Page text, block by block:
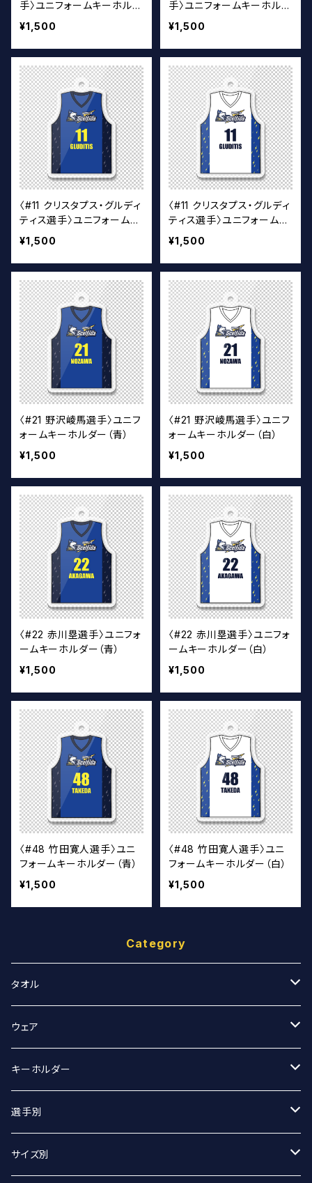
手〉ユニフォームキーホルダ
ー（青）
¥1,500
手〉ユニフォームキーホルダ
ー（白）
¥1,500
〈#11 クリスタプス・グルディ
ティス選手〉ユニフォームキ
ーホルダー（青）
¥1,500
〈#11 クリスタプス・グルディ
ティス選手〉ユニフォームキ
ーホルダー（白）
¥1,500
〈#21 野沢崚馬選手〉ユニフ
ォームキーホルダー（青）
¥1,500
〈#21 野沢崚馬選手〉ユニフ
ォームキーホルダー（白）
¥1,500
〈#22 赤川塁選手〉ユニフォ
ームキーホルダー（青）
¥1,500
〈#22 赤川塁選手〉ユニフォ
ームキーホルダー（白）
¥1,500
〈#48 竹田寛人選手〉ユニ
フォームキーホルダー（青）
¥1,500
〈#48 竹田寛人選手〉ユニ
フォームキーホルダー（白）
¥1,500
Category
タオル
スポーツタオル
マフラータオル
ウェア
Tシャツ
Tシャツ（オーバーサイズ）
ベースボールシャツ
キーホルダー
丸アクキー
ユニフォームアクキー
選手別
#2 宮坂侑選手
サイズ別